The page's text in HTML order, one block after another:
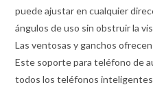
puede ajustar en cualquier
ángulos de uso sin obstruir la
Las ventosas y ganchos
Este soporte para teléfono de
todos los teléfonos